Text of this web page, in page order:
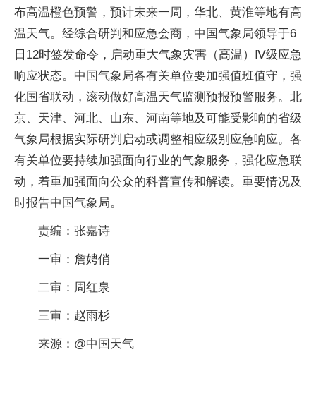
布高温橙色预警，预计未来一周，华北、黄淮等地有高
温天气。经综合研判和应急会商，中国气象局领导于6
日12时签发命令，启动重大气象灾害（高温）Ⅳ级应急
响应状态。中国气象局各有关单位要加强值班值守，强
化国省联动，滚动做好高温天气监测预报预警服务。北
京、天津、河北、山东、河南等地及可能受影响的省级
气象局根据实际研判启动或调整相应级别应急响应。各
有关单位要持续加强面向行业的气象服务，强化应急联
动，着重加强面向公众的科普宣传和解读。重要情况及
时报告中国气象局。
责编：张嘉诗
一审：詹娉俏
二审：周红泉
三审：赵雨杉
来源：@中国天气